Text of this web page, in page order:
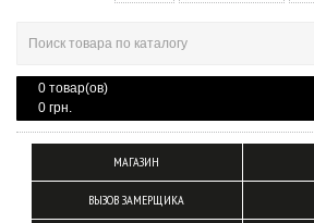
0 товар(ов)
0 грн.
МАГАЗИН
ВЫЗОВ ЗАМЕРЩИКА